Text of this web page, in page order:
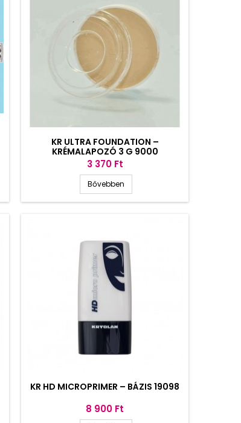
KR ULTRA FOUNDATION –
KRÉMALAPOZÓ 3 G 9000
Ár
3 370 Ft
Bővebben
KR HD MICROPRIMER – BÁZIS 19098
Ár
8 900 Ft